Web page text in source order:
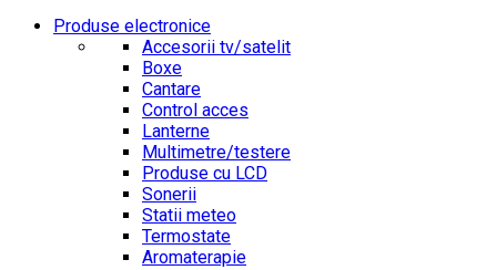
Produse electronice
Accesorii tv/satelit
Boxe
Cantare
Control acces
Lanterne
Multimetre/testere
Produse cu LCD
Sonerii
Statii meteo
Termostate
Aromaterapie